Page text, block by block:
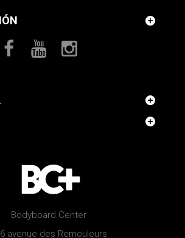
Bodyboard Center
avenue des Remouleurs